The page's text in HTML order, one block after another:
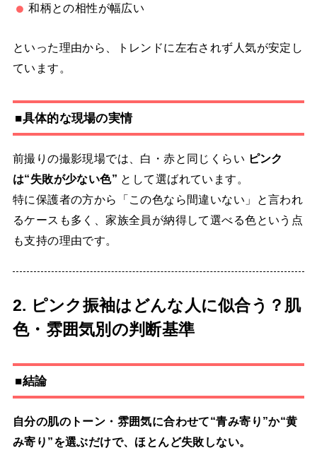
和柄との相性が幅広い
といった理由から、トレンドに左右されず人気が安定し
ています。
■具体的な現場の実情
前撮りの撮影現場では、白・赤と同じくらい ピンク
は“失敗が少ない色” として選ばれています。
特に保護者の方から「この色なら間違いない」と言われ
るケースも多く、家族全員が納得して選べる色という点
も支持の理由です。
2. ピンク振袖はどんな人に似合う？肌
色・雰囲気別の判断基準
■結論
自分の肌のトーン・雰囲気に合わせて“青み寄り”か“黄
み寄り”を選ぶだけで、ほとんど失敗しない。